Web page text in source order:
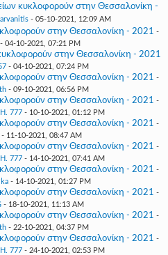
κυκλοφορούν στην Θεσσαλονίκη -
- 05-10-2021, 12:09 AM
στην Θεσσαλονίκη - 2021 -
- 04-10-2021, 07:21 PM
στην Θεσσαλονίκη - 2021
- 04-10-2021, 07:24 PM
στην Θεσσαλονίκη - 2021 -
- 09-10-2021, 06:56 PM
στην Θεσσαλονίκη - 2021 -
777- 10-10-2021, 01:12 PM
στην Θεσσαλονίκη - 2021 -
11-10-2021, 08:47 AM
στην Θεσσαλονίκη - 2021 -
777- 14-10-2021, 07:41 AM
στην Θεσσαλονίκη - 2021 -
- 14-10-2021, 01:27 PM
στην Θεσσαλονίκη - 2021 -
- 18-10-2021, 11:13 AM
στην Θεσσαλονίκη - 2021 -
- 22-10-2021, 04:37 PM
στην Θεσσαλονίκη - 2021 -
777- 24-10-2021, 02:53 PM